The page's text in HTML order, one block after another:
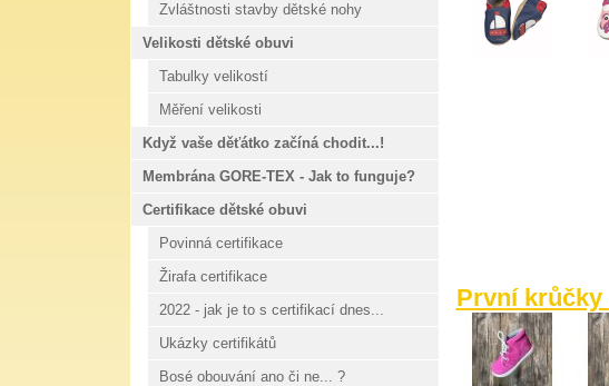
První
Zvláštnosti stavby dětské nohy
Velikosti dětské obuvi
Tabulky velikostí
Měření velikosti
Když vaše děťátko začíná chodit...!
Membrána GORE-TEX - Jak to funguje?
Certifikace dětské obuvi
Povinná certifikace
Žirafa certifikace
2022 - jak je to s certifikací dnes...
Ukázky certifikátů
Bosé obouvání ano či ne... ?